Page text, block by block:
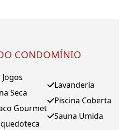
CONDOMÍNIO
Jogos
Seca
Gourmet
Lavanderia
Piscina Coberta
Sauna Umida